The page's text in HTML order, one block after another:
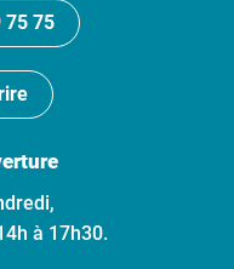
75 75
à 17h30.